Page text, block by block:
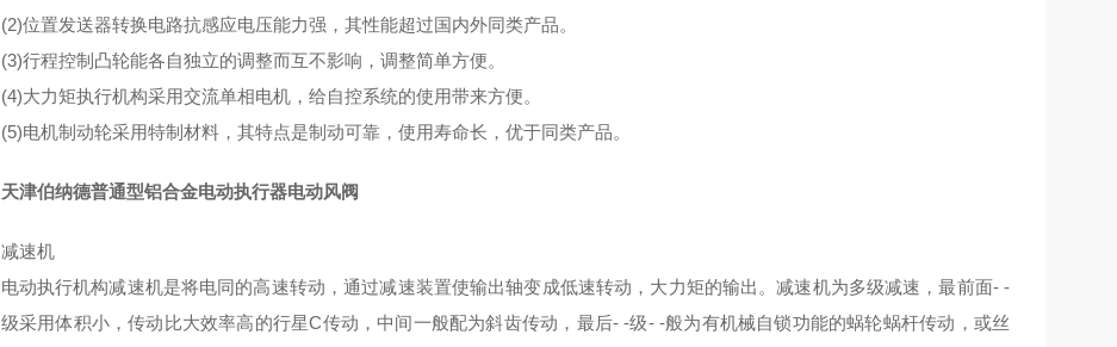
(2)位置发送器转换电路抗感应电压能力强，其性能超过国内外同类产品。
(3)行程控制凸轮能各自独立的调整而互不影响，调整简单方便。
(4)大力矩执行机构采用交流单相电机，给自控系统的使用带来方便。
(5)电机制动轮采用特制材料，其特点是制动可靠，使用寿命长，优于同类产品。
天津伯纳德普通型铝合金电动执行器电动风阀
减速机
电动执行机构减速机是将电同的高速转动，通过减速装置使输出轴变成低速转动，大力矩的输出。减速机为多级减速，最前面- -
级采用体积小，传动比大效率高的行星C传动，中间一般配为斜齿传动，最后- -级- -般为有机械自锁功能的蜗轮蜗杆传动，或丝